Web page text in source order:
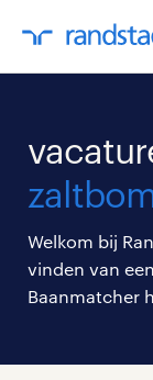
Welkom bij
vinden van
Baanmatcher